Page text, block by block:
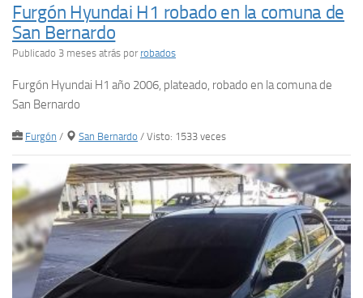
Furgón Hyundai H1 robado en la comuna de
San Bernardo
Publicado 3 meses atrás por robados
Furgón Hyundai H1 año 2006, plateado, robado en la comuna de
San Bernardo
Furgón / San Bernardo / Visto: 1533 veces